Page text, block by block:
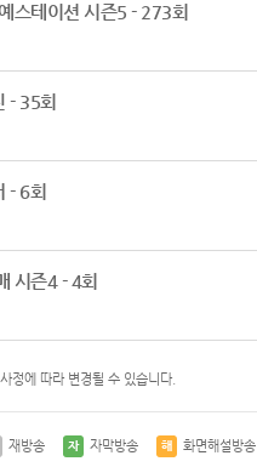
스테이션 시즌5 - 273회
- 35회
- 6회
시즌4 - 4회
정에 따라 변경될 수 있습니다.
재방송 자 자막방송 해 화면해설방송